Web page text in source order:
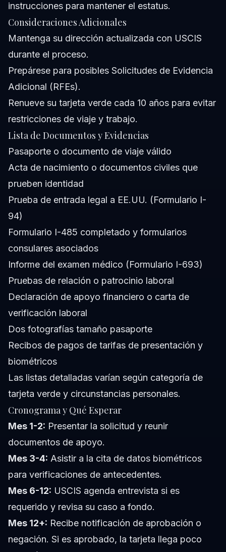
instrucciones para mantener el estatus.
Consideraciones Adicionales
Mantenga su dirección actualizada con USCIS
durante el proceso.
Prepárese para posibles Solicitudes de Evidencia
Adicional (RFEs).
Renueve su tarjeta verde cada 10 años para evitar
restricciones de viaje y trabajo.
Lista de Documentos y Evidencias
Pasaporte o documento de viaje válido
Acta de nacimiento o documentos civiles que
prueben identidad
Prueba de entrada legal a EE.UU. (Formulario I-
94)
Formulario I-485 completado y formularios
consulares asociados
Informe del examen médico (Formulario I-693)
Pruebas de relación o patrocinio laboral
Declaración de apoyo financiero o carta de
verificación laboral
Dos fotografías tamaño pasaporte
Recibos de pagos de tarifas de presentación y
biométricos
Las listas detalladas varían según categoría de
tarjeta verde y circunstancias personales.
Cronograma y Qué Esperar
Mes 1-2: Presentar la solicitud y reunir
documentos de apoyo.
Mes 3-4: Asistir a la cita de datos biométricos
para verificaciones de antecedentes.
Mes 6-12: USCIS agenda entrevista si es
requerido y revisa su caso a fondo.
Mes 12+: Recibe notificación de aprobación o
negación. Si es aprobado, la tarjeta llega poco